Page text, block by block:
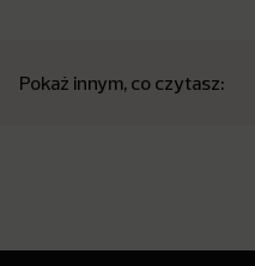
Pokaż innym, co czytasz: